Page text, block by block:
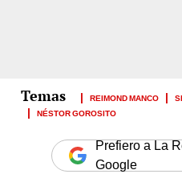
REIMOND MANCO
NÉSTOR GOROSITO
Prefiero a La
Google